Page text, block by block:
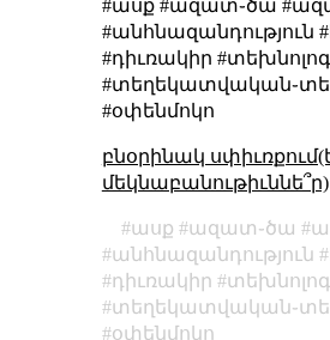
#ասք #ազատ֊ծա
#անհնազանդություն
#դիւռակիր
#օփենմոկո
բնօրինակ
մեկնաբանութիւննե՞ր)
ասք ազատ֊ծա
անհնազանդություն
դիւռակիր
օփենմոկո